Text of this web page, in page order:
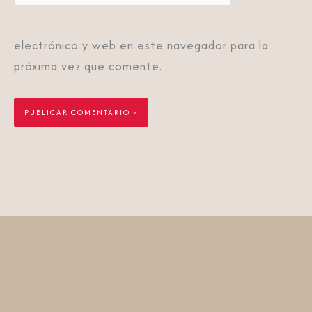
electrónico y web en este navegador para la
próxima vez que comente.